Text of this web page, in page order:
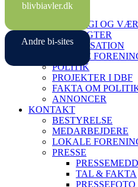
blivbiavler.dk
Andre bi-sites
FORSIDE
STRATEGI OG
VEDTÆGTER
ORGANISATION
LOKALE
POLITIK
PROJEKTER I DBF
FAKTA OM
ANNONCER
KONTAKT
BESTYRELSE
MEDARBEJDERE
LOKALE
PRESSE
TAL & FAKTA
PRESSEFOTO